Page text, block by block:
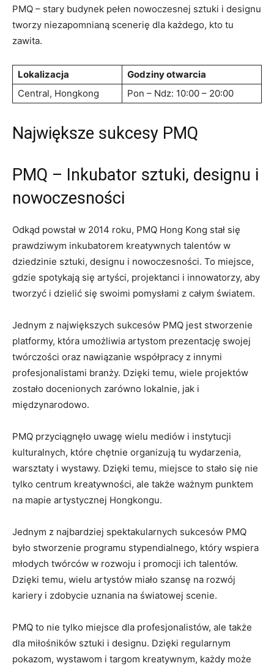
PMQ – stary budynek pełen nowoczesnej sztuki i designu
tworzy niezapomnianą ​scenerię dla każdego, kto tu
zawita.
Lokalizacja
Godziny⁣ otwarcia
Central, Hongkong
Pon – Ndz: 10:00 – 20:00
Największe sukcesy⁣ PMQ
PMQ – Inkubator sztuki, designu​ i
nowoczesności
Odkąd powstał w 2014 roku, ⁤PMQ Hong Kong stał się
⁢prawdziwym inkubatorem ‍kreatywnych talentów w
⁤dziedzinie sztuki, designu ​i nowoczesności. To miejsce,
gdzie spotykają się artyści, projektanci i innowatorzy, aby
tworzyć i dzielić się swoimi⁢ pomysłami z całym światem.
Jednym z największych sukcesów ‌PMQ jest stworzenie
‌platformy, która umożliwia artystom prezentację swojej
twórczości oraz nawiązanie ‌współpracy z innymi
profesjonalistami branży. Dzięki temu, wiele projektów
zostało docenionych zarówno lokalnie, jak i
międzynarodowo.
PMQ przyciągnęło uwagę wielu mediów i​ instytucji
‍kulturalnych, które chętnie ⁣organizują⁤ tu wydarzenia,⁤
warsztaty i wystawy. Dzięki temu, miejsce to stało się nie
tylko centrum kreatywności, ale​ także ważnym punktem
na mapie ⁤artystycznej Hongkongu.
Jednym​ z najbardziej spektakularnych sukcesów PMQ
było stworzenie programu stypendialnego, ⁢który wspiera
młodych twórców w⁣ rozwoju ⁤i promocji​ ich talentów. ​
Dzięki temu,‍ wielu artystów ⁣miało szansę⁤ na ‍rozwój
kariery i‍ zdobycie uznania na światowej scenie.
PMQ to nie tylko⁢ miejsce dla​ profesjonalistów, ale​ także
‍dla miłośników sztuki i⁢ designu. ⁢Dzięki regularnym
pokazom, wystawom⁤ i targom kreatywnym, każdy może